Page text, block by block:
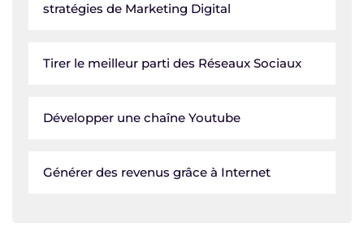
stratégies de Marketing Digital
Tirer le meilleur parti des Réseaux Sociaux
Développer une chaîne Youtube
Générer des revenus grâce à Internet